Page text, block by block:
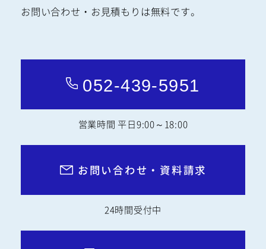
お問い合わせ・お見積もりは無料です。
052-439-5951
営業時間 平日9:00～18:00
お問い合わせ・資料請求
24時間受付中